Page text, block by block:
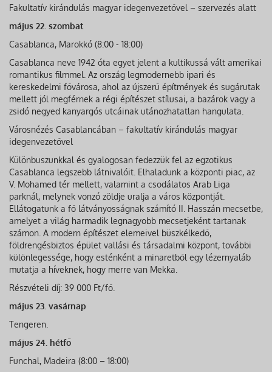
Fakultatív kirándulás magyar idegenvezetővel – szervezés alatt
május 22. szombat
Casablanca, Marokkó (8:00 - 18:00)
Casablanca neve 1942 óta egyet jelent a kultikussá vált amerikai
romantikus filmmel. Az ország legmodernebb ipari és
kereskedelmi fővárosa, ahol az újszerű építmények és sugárutak
mellett jól megférnek a régi építészet stílusai, a bazárok vagy a
zsidó negyed kanyargós utcáinak utánozhatatlan hangulata.
Városnézés Casablancában – fakultatív kirándulás magyar
idegenvezetővel
Különbuszunkkal és gyalogosan fedezzük fel az egzotikus
Casablanca legszebb látnivalóit. Elhaladunk a központi piac, az
V. Mohamed tér mellett, valamint a csodálatos Arab Liga
parknál, melynek vonzó zöldje uralja a város központját.
Ellátogatunk a fő látványosságnak számító II. Hasszán mecsetbe,
amelyet a világ harmadik legnagyobb mecsetjeként tartanak
számon. A modern építészet elemeivel büszkélkedő,
földrengésbiztos épület vallási és társadalmi központ, további
különlegessége, hogy esténként a minaretből egy lézernyaláb
mutatja a híveknek, hogy merre van Mekka.
Részvételi díj: 39 000 Ft/fő.
május 23. vasárnap
Tengeren.
május 24. hétfő
Funchal, Madeira (8:00 – 18:00)